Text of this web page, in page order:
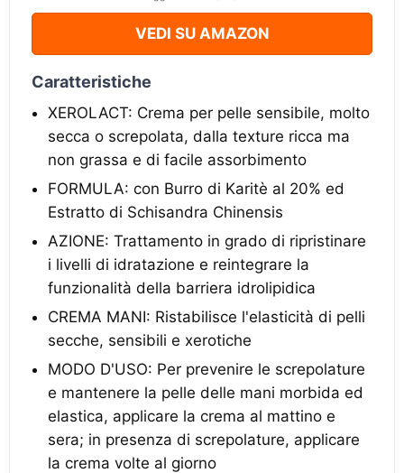
VEDI SU AMAZON
Caratteristiche
XEROLACT: Crema per pelle sensibile, molto
secca o screpolata, dalla texture ricca ma
non grassa e di facile assorbimento
FORMULA: con Burro di Karitè al 20% ed
Estratto di Schisandra Chinensis
AZIONE: Trattamento in grado di ripristinare
i livelli di idratazione e reintegrare la
funzionalità della barriera idrolipidica
CREMA MANI: Ristabilisce l'elasticità di pelli
secche, sensibili e xerotiche
MODO D'USO: Per prevenire le screpolature
e mantenere la pelle delle mani morbida ed
elastica, applicare la crema al mattino e
sera; in presenza di screpolature, applicare
la crema volte al giorno